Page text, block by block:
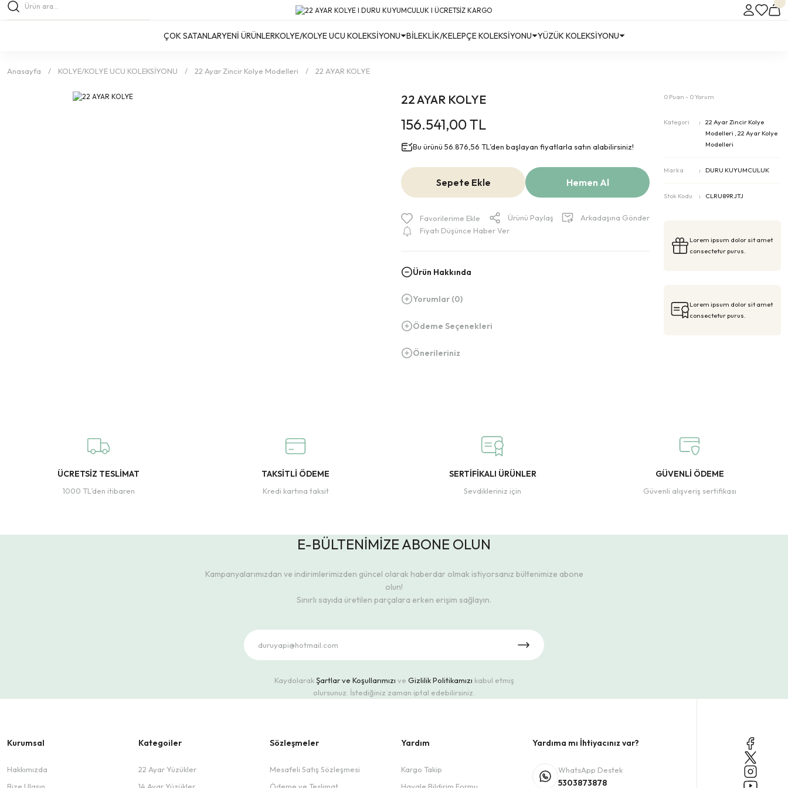
Türkiye’nin Her Yerine Ücretsiz Kargo!
Türkiye’nin Her Yerine Ücretsiz Kargo! #2
Türkiye’nin Her Yerine Ücretsiz Kargo! #3
ÇOK SATANLARYENİ ÜRÜNLERKOLYE/KOLYE UCU KOLEKSİYONU BİLEKLİK/KELEPÇE KOLEKSİYONU YÜZÜK KOLEKSİYONU
Anasayfa KOLYE/KOLYE UCU KOLEKSİYONU 22 Ayar Zincir Kolye Modelleri 22 AYAR KOLYE
22 AYAR KOLYE
156.541,00 TL
Bu ürünü 56.876,56 TL’den başlayan fiyatlarla satın alabilirsiniz!
Sepete Ekle Hemen Al
Ürünü Paylaş
Arkadaşına Gönder
Fiyatı Düşünce Haber Ver
Ürün Hakkında
Yorumlar (0)
Ödeme Seçenekleri
Önerileriniz
0 Puan - 0 Yorum
Kategori
22 Ayar Zincir Kolye
Modelleri ,22 Ayar Kolye
Modelleri
Marka DURU KUYUMCULUK
Stok Kodu CLRU89RJTJ
Lorem ipsum dolor sit amet
consectetur purus.
Lorem ipsum dolor sit amet
consectetur purus.
ÜCRETSİZ TESLİMAT
1000 TL’den itibaren
TAKSİTLİ ÖDEME
Kredi kartına taksit
SERTİFİKALI ÜRÜNLER
Sevdikleriniz için
GÜVENLİ ÖDEME
Güvenli alışveriş sertifikası
E-BÜLTENİMİZE ABONE OLUN
Kampanyalarımızdan ve indirimlerimizden güncel olarak haberdar olmak istiyorsanız bültenimize abone
olun!
Sınırlı sayıda üretilen parçalara erken erişim sağlayın.
KaydolarakŞartlar ve Koşullarımızı ve Gizlilik Politikamızı kabul etmiş
olursunuz. İstediğiniz zaman iptal edebilirsiniz.
Kurumsal
Hakkımızda
Kategoiler
22 Ayar Yüzükler
Sözleşmeler
Mesafeli Satış Sözleşmesi
Yardım
Kargo Takip
Yardıma mı İhtiyacınız var?
WhatsApp Destek
5303873878